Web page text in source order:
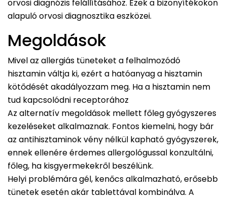
orvosi diagnózis felállításához. Ezek a bizonyítékokon
alapuló orvosi diagnosztika eszközei.
Megoldások
Mivel az allergiás tüneteket a felhalmozódó
hisztamin váltja ki, ezért a hatóanyag a hisztamin
kötődését akadályozzam meg. Ha a hisztamin nem
tud kapcsolódni receptorához
Az alternatív megoldások mellett főleg gyógyszeres
kezeléseket alkalmaznak. Fontos kiemelni, hogy bár
az antihisztaminok vény nélkül kapható gyógyszerek,
ennek ellenére érdemes allergológussal konzultálni,
főleg, ha kisgyermekekről beszélünk.
Helyi problémára gél, kenőcs alkalmazható, erősebb
tünetek esetén akár tablettával kombinálva. A